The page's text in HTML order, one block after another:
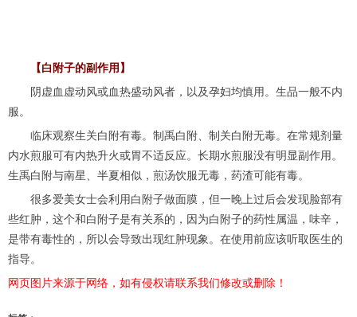
【白附子的副作用】
阴虚血虚动风或血热盛动风者，以及孕妇均慎用。生品一般不内
服。
临床观察生关白附有毒。制禹白附、制关白附无毒。在常规剂量
内水煎服可有内热升火或胃不适反应。长期水煎服没有明显副作用。
生禹白附与南星、半夏相似，煎汤饮服无毒，药渣可能有毒。
很多爱美女士会利用白附子做面膜，但一晚上过后会发现脸部有
些红肿，这个和白附子是有关系的，因为白附子的药性属温，味辛，
是带有毒性的，所以会导致出现红肿现象。在使用前应该听取医生的
指导。
网页图片来源于网络，如有侵权请联系我们修改或删除！